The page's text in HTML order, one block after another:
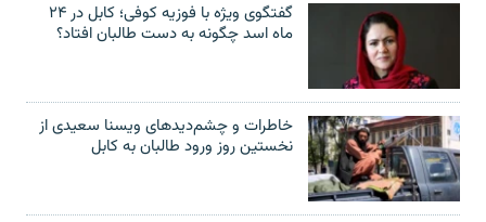
گفتگوی ویژه با فوزیه کوفی؛ کابل در ۲۴
ماه اسد چگونه به دست طالبان افتاد؟
خاطرات و چشم‌دید‌های ویسنا سعیدی از
نخستین روز ورود طالبان به کابل